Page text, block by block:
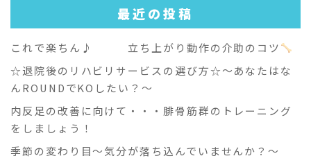
最近の投稿
これで楽ちん♪ 立ち上がり動作の介助のコツ
☆退院後のリハビリサービスの選び方☆～あなたはな
んROUNDでKOしたい？～
内反足の改善に向けて・・・腓骨筋群のトレーニング
をしましょう！
季節の変わり目～気分が落ち込んでいませんか？～